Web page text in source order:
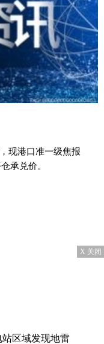
现港口准一级焦报
承兑价。
X 关闭
区域发现地雷